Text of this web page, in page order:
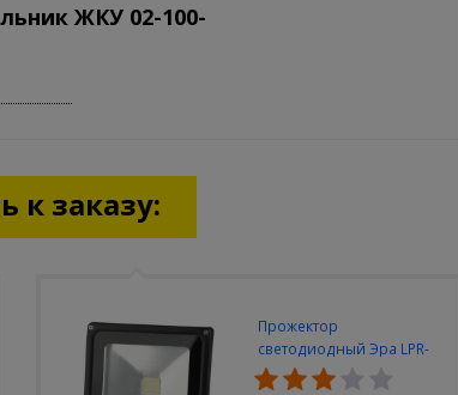
ЖКУ 02-100-
к заказу:
Прожектор
светодиодный Эра LPR-
30W-6500K-M